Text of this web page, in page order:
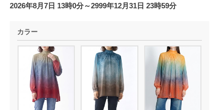
2026年8月7日 13時0分～2999年12月31日 23時59分
カラー